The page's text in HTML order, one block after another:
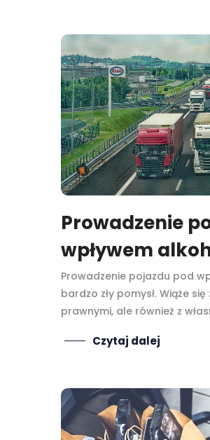
Prowadzenie
wpływem
Prowadzenie pojazdu pod
bardzo zły pomysł. Wiąże
prawnymi, ale również z
Czytaj dalej